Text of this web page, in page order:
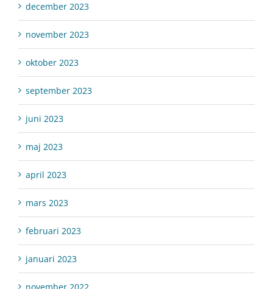
december 2023
november 2023
oktober 2023
september 2023
juni 2023
maj 2023
april 2023
mars 2023
februari 2023
januari 2023